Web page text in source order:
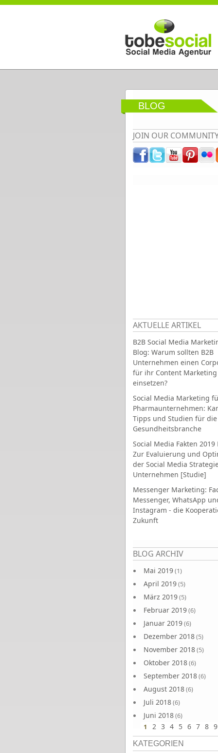
Direkt zum Inhalt
BLOG
JOIN OUR
AKTUELLE ARTIKEL
B2B Social Media
Blog: Warum sollten B2B
Unternehmen einen
für ihr Content Marketing
einsetzen?
Social Media Marketing
Pharmaunternehmen:
Tipps und Studien für die
Gesundheitsbranche
Social Media Fakten 2019
Zur Evaluierung und
der Social Media
Unternehmen [Studie]
Messenger Marketing:
Messenger, WhatsApp
Instagram - die
Zukunft
BLOG ARCHIV
Mai 2019(1)
April 2019(5)
März 2019(5)
Februar 2019(6)
Januar 2019(6)
Dezember 2018(5)
November 2018(5)
Oktober 2018(6)
September 2018(6)
August 2018(6)
Juli 2018(6)
Juni 2018(6)
Seiten
1 2 3 4 5 6 7 8 9
KATEGORIEN